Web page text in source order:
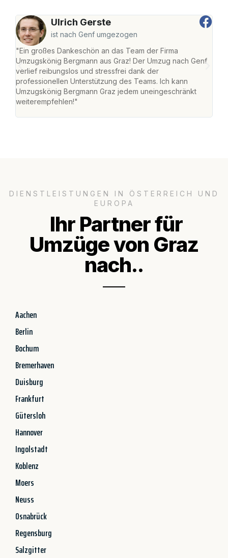
Ulrich Gerste
ist nach Genf umgezogen
"Ein großes Dankeschön an das Team der Firma
Umzugskönig Bergmann aus Graz! Der Umzug nach Genf
verlief reibungslos und stressfrei dank der
professionellen Unterstützung des Teams. Ich kann
Umzugskönig Bergmann Graz jedem uneingeschränkt
weiterempfehlen!"
DIENSTLEISTUNGEN IN ÖSTERREICH UND
EUROPA
Ihr Partner für
Umzüge von Graz
nach..
Aachen
Berlin
Bochum
Bremerhaven
Duisburg
Frankfurt
Gütersloh
Hannover
Ingolstadt
Koblenz
Moers
Neuss
Osnabrück
Regensburg
Salzgitter